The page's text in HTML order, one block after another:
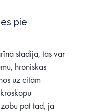
pie
stadijā, tās var
hroniskas
uz citām
pat tad, ja